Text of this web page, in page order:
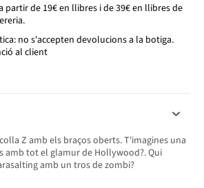
partir de 19€ en llibres i de 39€ en llibres de
no s'accepten devolucions a la botiga.
al client
Z amb els braços oberts. T'imagines una
amb tot el glamur de Hollywood?. Qui
amb un tros de zombi?